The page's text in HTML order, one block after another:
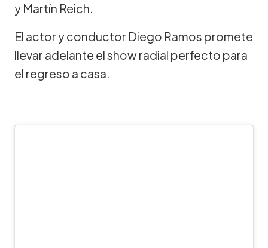
y Martín Reich.
El actor y conductor Diego Ramos promete
llevar adelante el show radial perfecto para
el regreso a casa.